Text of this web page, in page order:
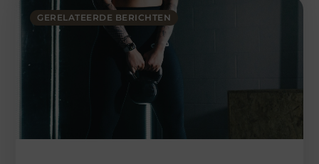
GERELATEERDE BERICHTEN